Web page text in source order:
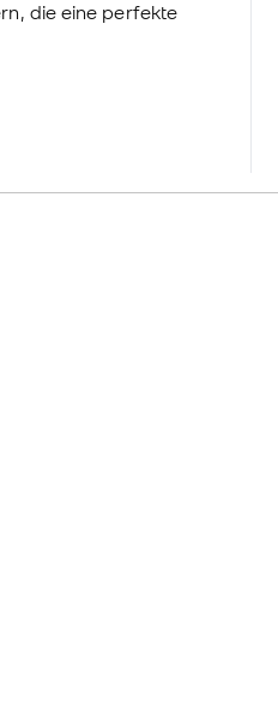
die eine perfekte